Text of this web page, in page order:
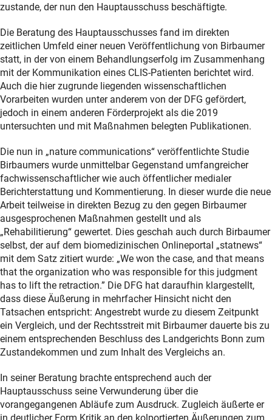
zustande, der nun den Hauptausschuss beschäftigte.
Die Beratung des Hauptausschusses fand im direkten
zeitlichen Umfeld einer neuen Veröffentlichung von Birbaumer
statt, in der von einem Behandlungserfolg im Zusammenhang
mit der Kommunikation eines CLIS-Patienten berichtet wird.
Auch die hier zugrunde liegenden wissenschaftlichen
Vorarbeiten wurden unter anderem von der DFG gefördert,
jedoch in einem anderen Förderprojekt als die 2019
untersuchten und mit Maßnahmen belegten Publikationen.
Die nun in „nature communications“ veröffentlichte Studie
Birbaumers wurde unmittelbar Gegenstand umfangreicher
fachwissenschaftlicher wie auch öffentlicher medialer
Berichterstattung und Kommentierung. In dieser wurde die neue
Arbeit teilweise in direkten Bezug zu den gegen Birbaumer
ausgesprochenen Maßnahmen gestellt und als
„Rehabilitierung“ gewertet. Dies geschah auch durch Birbaumer
selbst, der auf dem biomedizinischen Onlineportal „statnews“
mit dem Satz zitiert wurde: „We won the case, and that means
that the organization who was responsible for this judgment
has to lift the retraction.” Die DFG hat daraufhin klargestellt,
dass diese Äußerung in mehrfacher Hinsicht nicht den
Tatsachen entspricht: Angestrebt wurde zu diesem Zeitpunkt
ein Vergleich, und der Rechtsstreit mit Birbaumer dauerte bis zu
einem entsprechenden Beschluss des Landgerichts Bonn zum
Zustandekommen und zum Inhalt des Vergleichs an.
In seiner Beratung brachte entsprechend auch der
Hauptausschuss seine Verwunderung über die
vorangegangenen Abläufe zum Ausdruck. Zugleich äußerte er
in deutlicher Form Kritik an den kolportierten Äußerungen zum